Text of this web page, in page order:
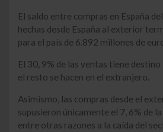
El saldo entre compras en España
hechas desde España al exterior
para el país de 6.892 millones de
El 30, 9% de las ventas tiene
el resto se hacen en el extranjero.
Asimismo, las compras desde el
supusieron únicamente el 7, 6% de
entre otras razones a la caída del